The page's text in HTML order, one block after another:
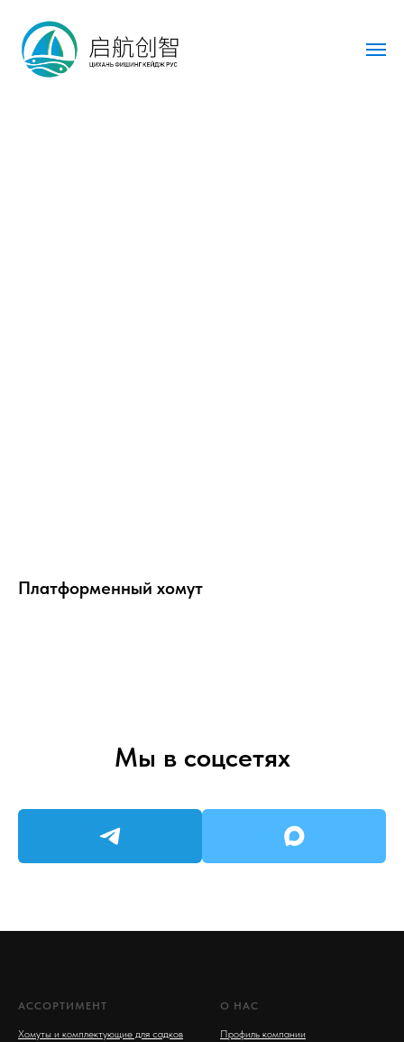
Платформенный хомут
Мы в соцсетях
АССОРТИМЕНТ
Хомуты и комплектующие для садков
О НАС
Профиль компании